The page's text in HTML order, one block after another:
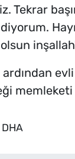
Tekrar
memleketi
DHA